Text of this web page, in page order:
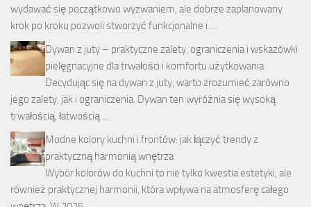
wydawać się początkowo wyzwaniem, ale dobrze zaplanowany
krok po kroku pozwoli stworzyć funkcjonalne i …
Dywan z juty – praktyczne zalety, ograniczenia i wskazówki
pielęgnacyjne dla trwałości i komfortu użytkowania
Decydując się na dywan z juty, warto zrozumieć zarówno
jego zalety, jak i ograniczenia. Dywan ten wyróżnia się wysoką
trwałością, łatwością …
Modne kolory kuchni i frontów: jak łączyć trendy z
praktyczną harmonią wnętrza
Wybór kolorów do kuchni to nie tylko kwestia estetyki, ale
również praktycznej harmonii, która wpływa na atmosferę całego